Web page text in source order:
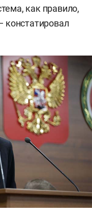
как правило,
констатировал